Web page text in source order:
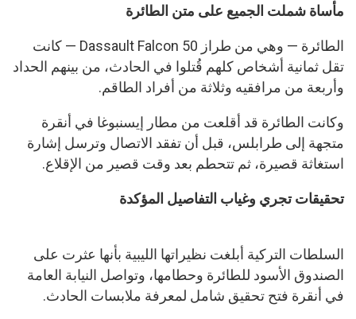
مأساة شملت الجميع على متن الطائرة
الطائرة — وهي من طراز Dassault Falcon 50 — كانت
تقل ثمانية أشخاص كلهم قُتلوا في الحادث، من بينهم الحداد
وأربعة من مرافقيه وثلاثة من أفراد الطاقم.
وكانت الطائرة قد أقلعت من مطار إيسنبوغا في أنقرة
متجهة إلى طرابلس، قبل أن تفقد الاتصال وترسل إشارة
استغاثة قصيرة، ثم تتحطم بعد وقت قصير من الإقلاع.
تحقيقات تجري وغياب التفاصيل المؤكدة
السلطات التركية أبلغت نظيراتها الليبية بأنها عثرت على
الصندوق الأسود للطائرة وحطامها، وتواصل النيابة العامة
في أنقرة فتح تحقيق شامل لمعرفة ملابسات الحادث.